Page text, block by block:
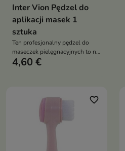
Inter Vion Pędzel do
aplikacji masek 1
sztuka
Ten profesjonalny pędzel do
maseczek pielęgnacyjnych to nie
tylko narzędzie, które ułatwia
4,60 €
favorite_border